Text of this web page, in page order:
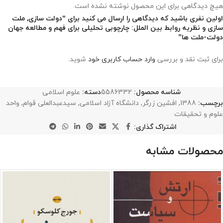
هیچ دیدگاهی برای این محصول نوشته نشده است.
اولین نفری باشید که دیدگاهی را ارسال می کنید برای “دولت سازی, ملت
سازی و نظریه روابط بین الملل: چارچوبی تحلیلی برای فهم و مطالعه جهان
دولت-ملت ها”
برای ثبت نقد و بررسی وارد حساب کاربری خود شوید.
شناسه محصول: 5586332دسته: علوم اسلامی
برچسب: 1388
, افشین زرگر, دانشگاه آزاد اسلامی, سیدعبدالعلی قوام, واحد
علوم و تحقیقات
اشتراک گذاری:
محصولات مشابه